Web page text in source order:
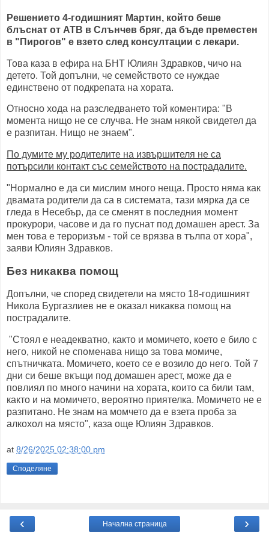
Решението 4-годишният Мартин, който беше
блъснат от АТВ в Слънчев бряг, да бъде преместен
в "Пирогов" е взето след консултации с лекари.
Това каза в ефира на БНТ Юлиян Здравков, чичо на
детето. Той допълни, че семейството се нуждае
единствено от подкрепата на хората.
Относно хода на разследването той коментира: "В
момента нищо не се случва. Не знам някой свидетел да
е разпитан. Нищо не знаем".
По думите му родителите на извършителя не са
потърсили контакт със семейството на пострадалите.
"Нормално е да си мислим много неща. Просто няма как
двамата родители да са в системата, тази мярка да се
гледа в Несебър, да се сменят в последния момент
прокурори, часове и да го пуснат под домашен арест. За
мен това е тероризъм - той се врязва в тълпа от хора",
заяви Юлиян Здравков.
Без никаква помощ
Допълни, че според свидетели на място 18-годишният
Никола Бургазлиев не е оказал никаква помощ на
пострадалите.
"Стоял е неадекватно, както и момичето, което е било с
него, никой не споменава нищо за това момиче,
спътничката. Момичето, което се е возило до него. Той 7
дни си беше вкъщи под домашен арест, може да е
повлиял по много начини на хората, които са били там,
както и на момичето, вероятно приятелка. Момичето не е
разпитано. Не знам на момчето да е взета проба за
алкохол на място", каза още Юлиян Здравков.
at 8/26/2025 02:38:00 pm
Споделяне
‹ ›
Начална страница